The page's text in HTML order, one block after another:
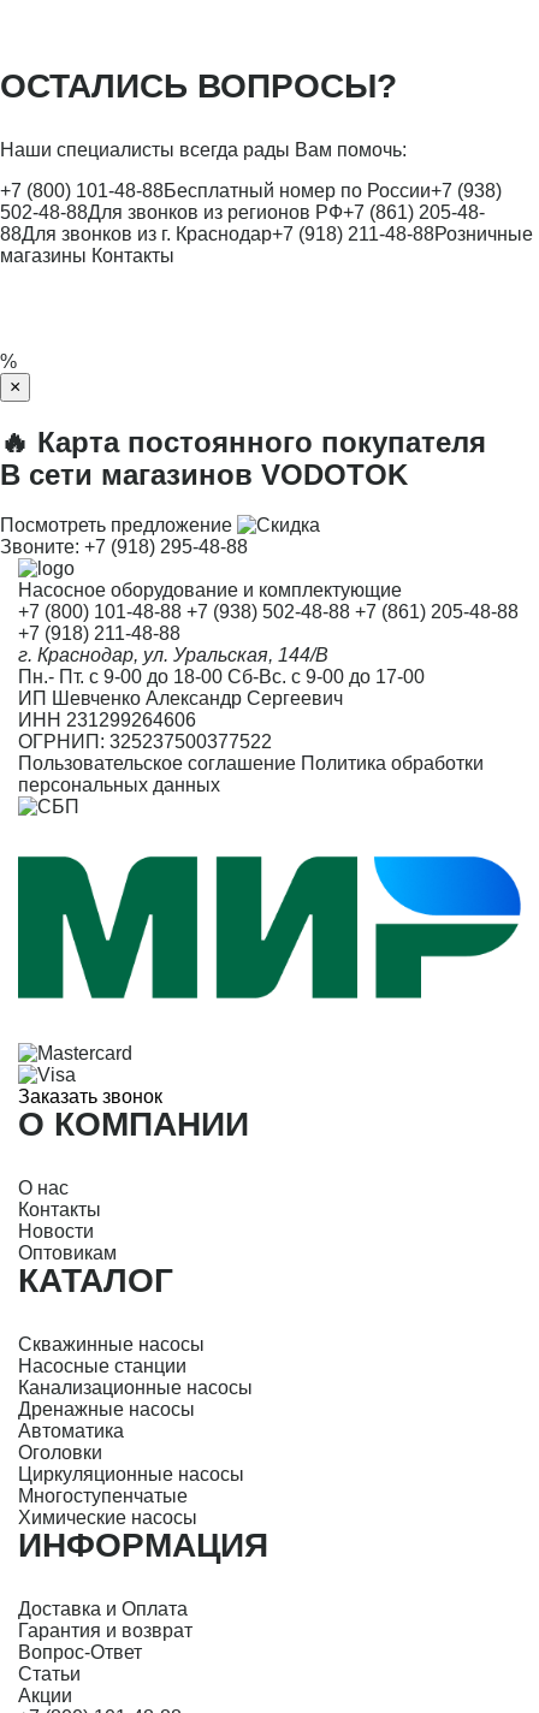
ОСТАЛИСЬ ВОПРОСЫ?
Наши специалисты всегда рады Вам помочь:
+7 (800) 101-48-88Бесплатный номер по России+7 (938)
502-48-88Для звонков из регионов РФ+7 (861) 205-48-
88Для звонков из г. Краснодар+7 (918) 211-48-88Розничные
магазины Контакты
%
×
🔥 Карта постоянного покупателя
В сети магазинов VODOTOK
Посмотреть предложение
Звоните: +7 (918) 295-48-88
Насосное оборудование и комплектующие
+7 (800) 101-48-88 +7 (938) 502-48-88 +7 (861) 205-48-88
+7 (918) 211-48-88
г. Краснодар, ул. Уральская, 144/В
Пн.- Пт. с 9-00 до 18-00 Сб-Вс. с 9-00 до 17-00
ИП Шевченко Александр Сергеевич
ИНН 231299264606
ОГРНИП: 325237500377522
Пользовательское соглашение Политика обработки
персональных данных
Заказать звонок
О КОМПАНИИ
О нас
Контакты
Новости
Оптовикам
КАТАЛОГ
Скважинные насосы
Насосные станции
Канализационные насосы
Дренажные насосы
Автоматика
Оголовки
Циркуляционные насосы
Многоступенчатые
Химические насосы
ИНФОРМАЦИЯ
Доставка и Оплата
Гарантия и возврат
Вопрос-Ответ
Статьи
Акции